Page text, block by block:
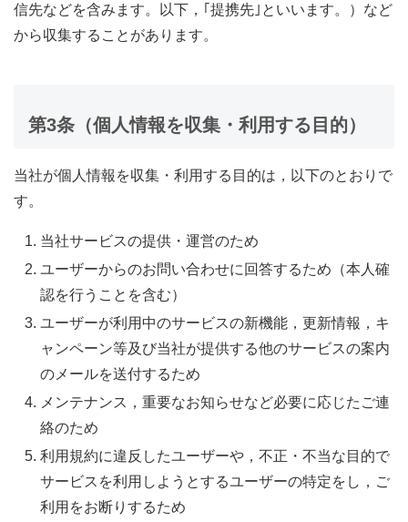
信先などを含みます。以下，｢提携先｣といいます。）など
から収集することがあります。
第3条（個人情報を収集・利用する目的）
当社が個人情報を収集・利用する目的は，以下のとおりで
す。
当社サービスの提供・運営のため
ユーザーからのお問い合わせに回答するため（本人確
認を行うことを含む）
ユーザーが利用中のサービスの新機能，更新情報，キ
ャンペーン等及び当社が提供する他のサービスの案内
のメールを送付するため
メンテナンス，重要なお知らせなど必要に応じたご連
絡のため
利用規約に違反したユーザーや，不正・不当な目的で
サービスを利用しようとするユーザーの特定をし，ご
利用をお断りするため